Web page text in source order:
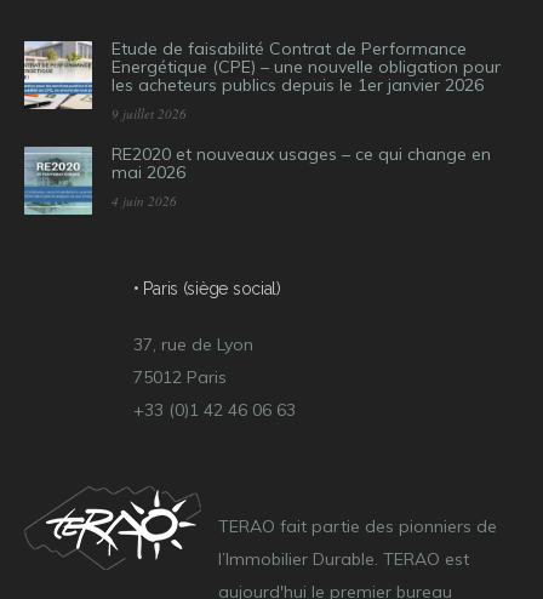
Etude de faisabilité Contrat de Performance
Energétique (CPE) – une nouvelle obligation pour
les acheteurs publics depuis le 1er janvier 2026
9 juillet 2026
RE2020 et nouveaux usages – ce qui change en
mai 2026
4 juin 2026
• Paris (siège social)
37, rue de Lyon
75012 Paris
+33 (0)1 42 46 06 63
TERAO fait partie des pionniers de
l’Immobilier Durable. TERAO est
aujourd'hui le premier bureau